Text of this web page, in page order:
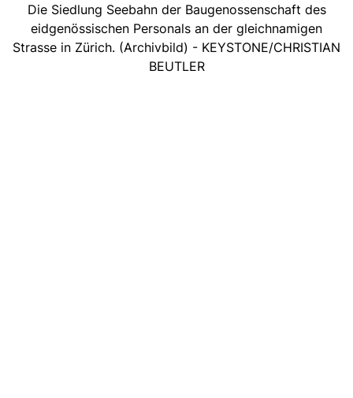
Die Siedlung Seebahn der Baugenossenschaft des
eidgenössischen Personals an der gleichnamigen
Strasse in Zürich. (Archivbild) - KEYSTONE/CHRISTIAN
BEUTLER